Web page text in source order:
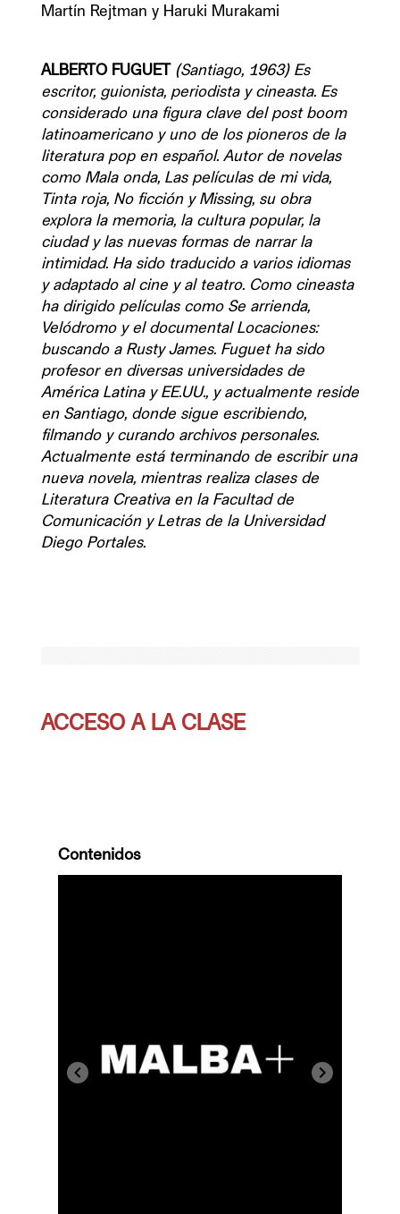
Martín Rejtman y Haruki Murakami
ALBERTO FUGUET (Santiago, 1963) Es
escritor, guionista, periodista y cineasta. Es
considerado una figura clave del post boom
latinoamericano y uno de los pioneros de la
literatura pop en español. Autor de novelas
como Mala onda, Las películas de mi vida,
Tinta roja, No ficción y Missing, su obra
explora la memoria, la cultura popular, la
ciudad y las nuevas formas de narrar la
intimidad. Ha sido traducido a varios idiomas
y adaptado al cine y al teatro. Como cineasta
ha dirigido películas como Se arrienda,
Velódromo y el documental Locaciones:
buscando a Rusty James. Fuguet ha sido
profesor en diversas universidades de
América Latina y EE.UU., y actualmente reside
en Santiago, donde sigue escribiendo,
filmando y curando archivos personales.
Actualmente está terminando de escribir una
nueva novela, mientras realiza clases de
Literatura Creativa en la Facultad de
Comunicación y Letras de la Universidad
Diego Portales.
ACCESO A LA CLASE
Contenidos